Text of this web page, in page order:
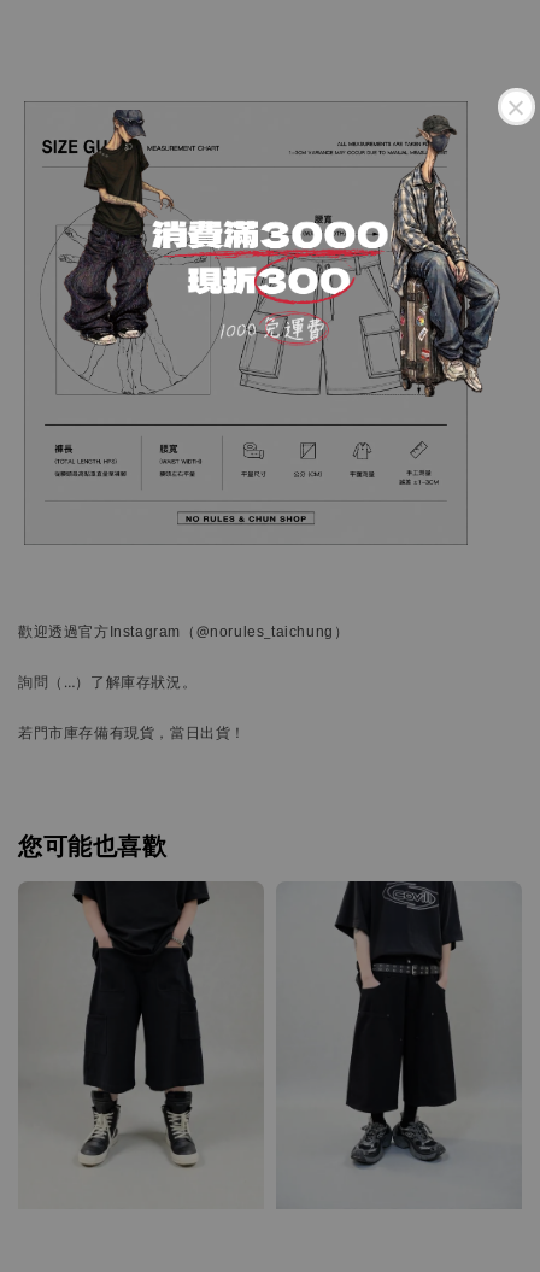
歡迎透過官方Instagram （@norules_taichung）
詢問 （…） 了解庫存狀況。
若門市庫存備有現貨，當日出貨！
您可能也喜歡